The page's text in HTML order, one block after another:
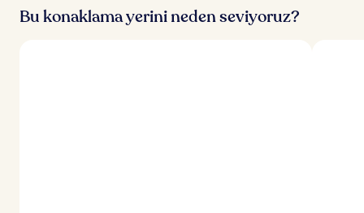
Bu konaklama yerini neden seviyoruz?